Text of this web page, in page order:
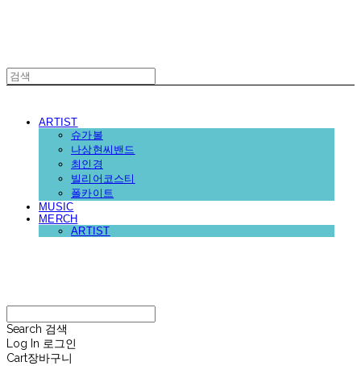
ARTIST
슈가볼
나상현씨밴드
최인경
빌리어코스티
폴카이트
MUSIC
MERCH
ARTIST
Search 검색
Log In 로그인
Cart장바구니